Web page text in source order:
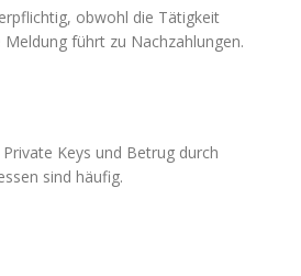
obwohl die Tätigkeit
Meldung führt zu Nachzahlungen.
Keys und Betrug durch
sind häufig.